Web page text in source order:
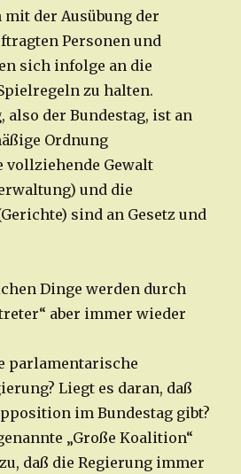
der Ausübung der
Personen und
sich infolge an die
zu halten.
also der Bundestag, ist an
Ordnung
vollziehende Gewalt
und die
sind an Gesetz und
Dinge werden durch
aber immer wieder
parlamentarische
Liegt es daran, daß
im Bundestag gibt?
„Große Koalition“
zu, daß die Regierung immer